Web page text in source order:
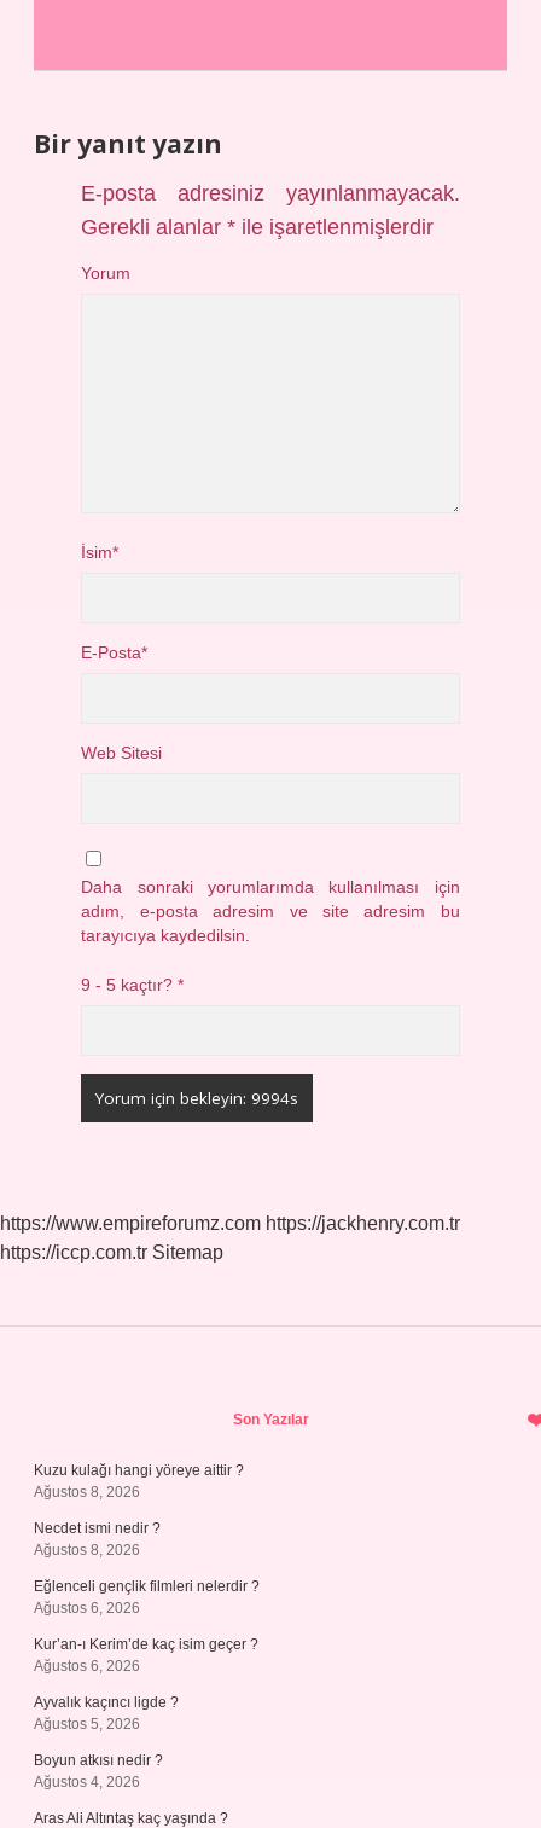
Bir yanıt yazın
E-posta adresiniz yayınlanmayacak.
Gerekli alanlar* ile işaretlenmişlerdir
Yorum
İsim*
E-Posta*
Web Sitesi
Daha sonraki yorumlarımda kullanılması için
adım, e-posta adresim ve site adresim bu
tarayıcıya kaydedilsin.
9 - 5 kaçtır?*
https://www.empireforumz.com https://jackhenry.com.tr
https://iccp.com.tr Sitemap
Son Yazılar
Kuzu kulağı hangi yöreye aittir ?
Ağustos 8, 2026
Necdet ismi nedir ?
Ağustos 8, 2026
Eğlenceli gençlik filmleri nelerdir ?
Ağustos 6, 2026
Kur’an-ı Kerim’de kaç isim geçer ?
Ağustos 6, 2026
Ayvalık kaçıncı ligde ?
Ağustos 5, 2026
Boyun atkısı nedir ?
Ağustos 4, 2026
Aras Ali Altıntaş kaç yaşında ?